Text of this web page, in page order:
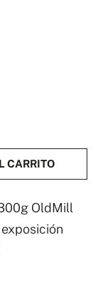
CARRITO
OldMill